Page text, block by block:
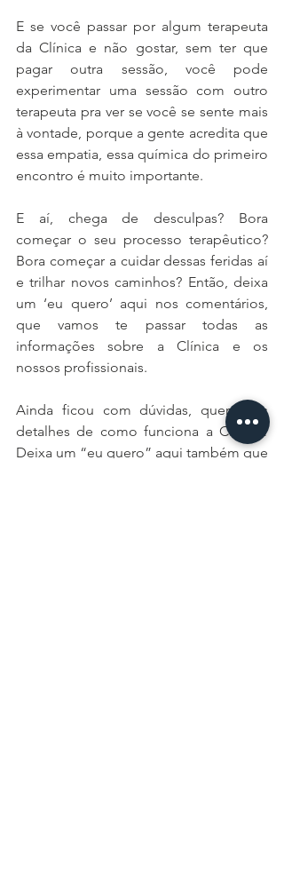
E se você passar por algum terapeuta
da Clínica e não gostar, sem ter que
pagar outra sessão, você pode
experimentar uma sessão com outro
terapeuta pra ver se você se sente mais
à vontade, porque a gente acredita que
essa empatia, essa química do primeiro
encontro é muito importante.
E aí, chega de desculpas? Bora
começar o seu processo terapêutico?
Bora começar a cuidar dessas feridas aí
e trilhar novos caminhos? Então, deixa
um ‘eu quero’ aqui nos comentários,
que vamos te passar todas as
informações sobre a Clínica e os
nossos profissionais.
Ainda ficou com dúvidas, quer mais
detalhes de como funciona a Clínica?
Deixa um “eu quero” aqui também que